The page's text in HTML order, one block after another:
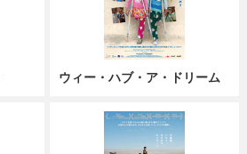
ウィー・ハブ・ア・ドリーム